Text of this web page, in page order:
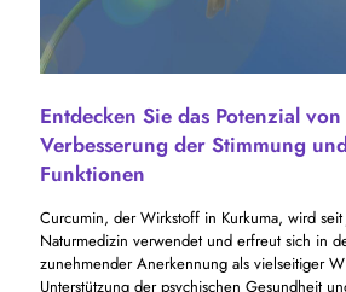
Entdecken Sie das Potenzial
Verbesserung der Stimmung
Funktionen
Curcumin, der Wirkstoff in Kurkuma, wird
Naturmedizin verwendet und erfreut sich in
zunehmender Anerkennung als vielseitiger
Unterstützung der psychischen Gesundheit